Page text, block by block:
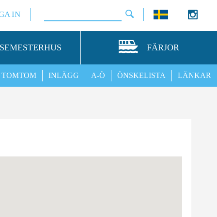
IN
FÄRJOR
LÄNKAR
ÖNSKELISTA
A-Ö
INLÄGG
TOMTOM